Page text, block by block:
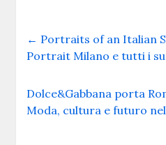
← Portraits of an Italian
Portrait Milano e tutti i
Dolce&Gabbana porta
Moda, cultura e futuro